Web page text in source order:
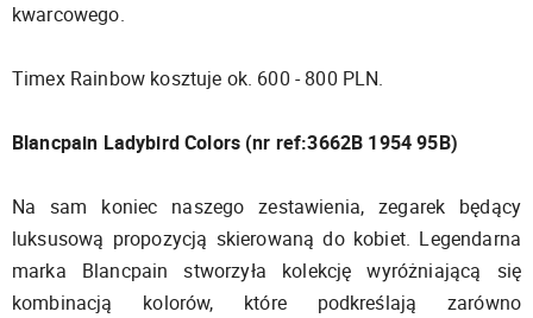
kwarcowego.
Timex Rainbow kosztuje ok. 600 - 800 PLN.
Blancpain Ladybird Colors (nr ref:3662B 1954 95B)
Na sam koniec naszego zestawienia, zegarek będący
luksusową propozycją skierowaną do kobiet. Legendarna
marka Blancpain stworzyła kolekcję wyróżniającą się
kombinacją kolorów, które podkreślają zarówno